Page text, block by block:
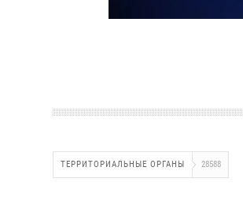
ТЕРРИТОРИАЛЬНЫЕ ОРГАНЫ 28588